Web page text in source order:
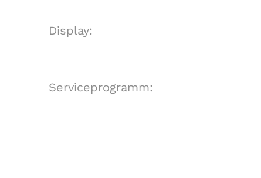
Display:
Serviceprogramm: